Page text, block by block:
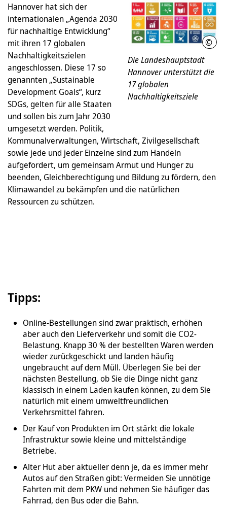
©
Die Landeshauptstadt
Hannover unterstützt die
17 globalen
Nachhaltigkeitsziele
Hannover hat sich der
internationalen „Agenda 2030
für nachhaltige Entwicklung“
mit ihren 17 globalen
Nachhaltigkeitszielen
angeschlossen. Diese 17 so
genannten „Sustainable
Development Goals“, kurz
SDGs, gelten für alle Staaten
und sollen bis zum Jahr 2030
umgesetzt werden. Politik,
Kommunalverwaltungen, Wirtschaft, Zivilgesellschaft
sowie jede und jeder Einzelne sind zum Handeln
aufgefordert, um gemeinsam Armut und Hunger zu
beenden, Gleichberechtigung und Bildung zu fördern, den
Klimawandel zu bekämpfen und die natürlichen
Ressourcen zu schützen.
Tipps:
Online-Bestellungen sind zwar praktisch, erhöhen
aber auch den Lieferverkehr und somit die CO2-
Belastung. Knapp 30 % der bestellten Waren werden
wieder zurückgeschickt und landen häufig
ungebraucht auf dem Müll. Überlegen Sie bei der
nächsten Bestellung, ob Sie die Dinge nicht ganz
klassisch in einem Laden kaufen können, zu dem Sie
natürlich mit einem umweltfreundlichen
Verkehrsmittel fahren.
Der Kauf von Produkten im Ort stärkt die lokale
Infrastruktur sowie kleine und mittelständige
Betriebe.
Alter Hut aber aktueller denn je, da es immer mehr
Autos auf den Straßen gibt: Vermeiden Sie unnötige
Fahrten mit dem PKW und nehmen Sie häufiger das
Fahrrad, den Bus oder die Bahn.